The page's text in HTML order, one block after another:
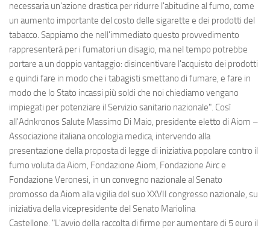
necessaria un'azione drastica per ridurre l'abitudine al fumo, come
un aumento importante del costo delle sigarette e dei prodotti del
tabacco. Sappiamo che nell'immediato questo provvedimento
rappresenterà per i fumatori un disagio, ma nel tempo potrebbe
portare a un doppio vantaggio: disincentivare l'acquisto dei prodotti
e quindi fare in modo che i tabagisti smettano di fumare, e fare in
modo che lo Stato incassi più soldi che noi chiediamo vengano
impiegati per potenziare il Servizio sanitario nazionale". Così
all'Adnkronos Salute Massimo Di Maio, presidente eletto di Aiom –
Associazione italiana oncologia medica, intervendo alla
presentazione della proposta di legge di iniziativa popolare contro il
fumo voluta da Aiom, Fondazione Aiom, Fondazione Airc e
Fondazione Veronesi, in un convegno nazionale al Senato
promosso da Aiom alla vigilia del suo XXVII congresso nazionale, su
iniziativa della vicepresidente del Senato Mariolina
Castellone. "L'avvio della raccolta di firme per aumentare di 5 euro il